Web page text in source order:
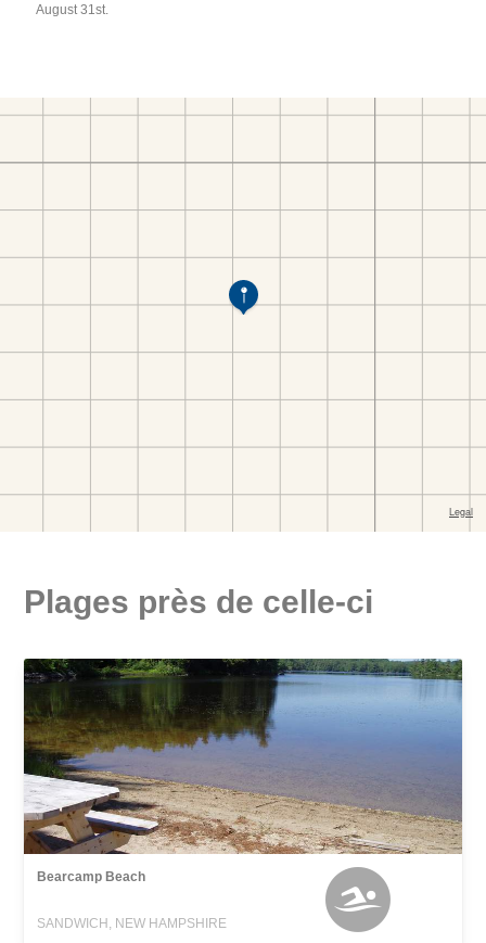
August 31st.
Plages près de celle-ci
Bearcamp Beach
SANDWICH, NEW HAMPSHIRE